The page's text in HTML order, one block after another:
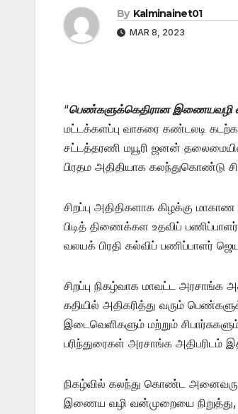
By Kalminainet01
MAR 8, 2023
“பெண்களுக்கெதிரான இணையவழி
மட்டக்களப்பு வாகரை கண்டலடி
சட்டத்தரணி மயூரி ஜனன் தலைமையில்
பிரதம அதிதியாக கலந்துகொண்டு
சிறப்பு அதிதிகளாக கிழக்கு
பிடித் திணைக்கள உதவிப்
வலயக் பிரதி கல்விப்
சிறப்பு நிகழ்வாக மாவட்ட அரசாங்க
கதியில் அதிகரித்து வரும்
இடைவெளிகளும் மற்றும்
பரிந்துரைகள் அரசாங்க அதிபரிடம்
நிகழ்வில் கலந்து கொண்ட
இணைய வழி வன்முறையை